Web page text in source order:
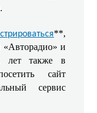
.
**,
«Авторадио» и
лет также в
сайт
сервис